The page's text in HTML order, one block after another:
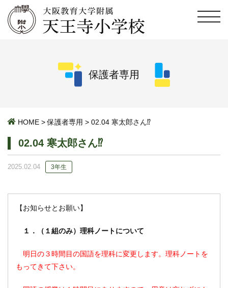
保護者専用
HOME > 保護者専用 > 02.04 寒太郎さん⁉
02.04 寒太郎さん⁉
2025.02.04 3年生
【お知らせとお願い】
１．（１組のみ）理科ノートについて
明日の３時間目の国語を理科に変更します。理科ノートを
もってきて下さい。